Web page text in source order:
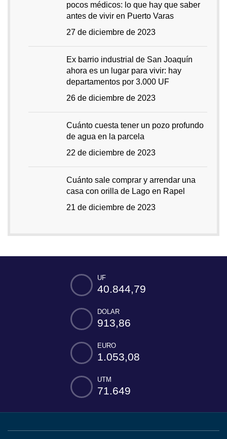
pocos médicos: lo que hay que saber
antes de vivir en Puerto Varas
27 de diciembre de 2023
Ex barrio industrial de San Joaquín
ahora es un lugar para vivir: hay
departamentos por 3.000 UF
26 de diciembre de 2023
Cuánto cuesta tener un pozo profundo
de agua en la parcela
22 de diciembre de 2023
Cuánto sale comprar y arrendar una
casa con orilla de Lago en Rapel
21 de diciembre de 2023
UF
40.844,79
DOLAR
913,86
EURO
1.053,08
UTM
71.649